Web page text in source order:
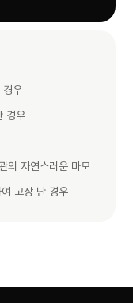
경우
경우
의 자연스러운 마모
고장 난 경우